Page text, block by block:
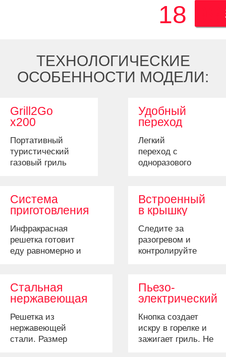
18
ТЕХНОЛОГИЧЕСКИЕ
ОСОБЕННОСТИ МОДЕЛИ:
Grill2Go
x200
Портативный
туристический
газовый гриль
рыбалки или
охоты.
Компактный
размер и вес,
с
фиксирующей
Удобный
переход
Легкий
переход с
одноразового
стандартный
(пропан-бутан)
баллон с
помощью
специального
переходника
Система
приготовления
Infrared™
Инфракрасная
решетка готовит
еду равномерно и
Блюда остаются
сочными!
Встроенный
в крышку
температуры
Следите за
разогревом и
контролируйте
Стальная
нержавеющая
Решетка из
нержавеющей
стали. Размер
Пьезо-
электрический
Кнопка создает
искру в горелке и
зажигает гриль. Не